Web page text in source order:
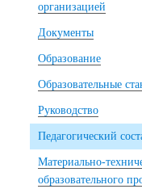
организацией
Документы
Образование
Образовательные
Руководство
Педагогический
Материально-
образовательного